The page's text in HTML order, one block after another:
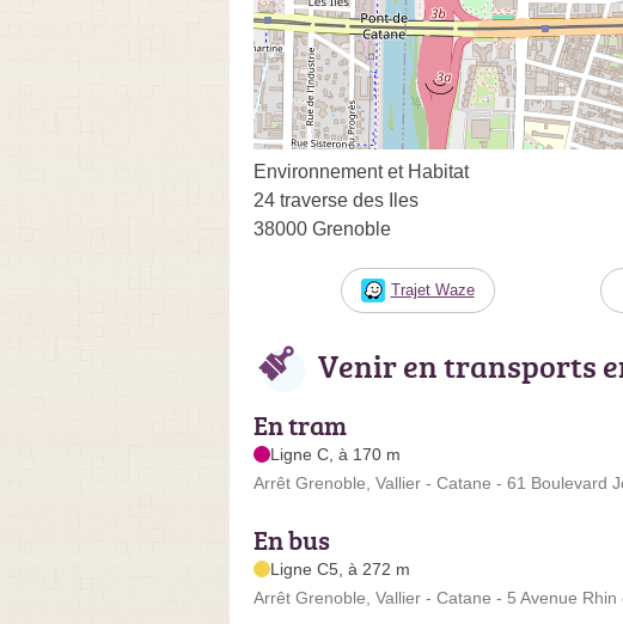
Environnement et Habitat
24 traverse des Iles
38000 Grenoble
Trajet Waze
Venir en transports
En tram
Ligne C, à 170 m
Arrêt Grenoble, Vallier - Catane - 61 Boulevard
En bus
Ligne C5, à 272 m
Arrêt Grenoble, Vallier - Catane - 5 Avenue Rhin